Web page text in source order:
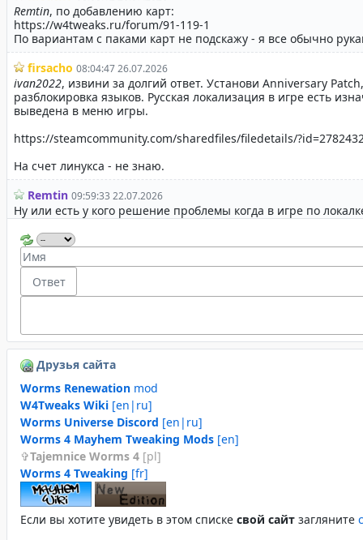
Друзья сайта
Worms Renewation mod
W4Tweaks Wiki [en|ru]
Worms Universe Discord [en|ru]
Worms 4 Mayhem Tweaking Mods [en]
Tajemnice Worms 4 [pl]
Worms 4 Tweaking [fr]
Если вы хотите увидеть в этом спиcке свой сайт загляните